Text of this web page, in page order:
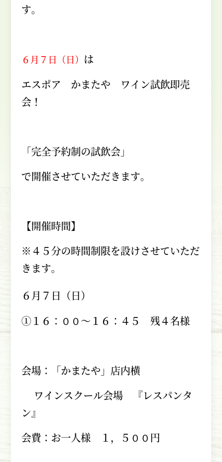
す。
６月７日（日） は
エスポア かまたや ワイン試飲即売
会！
「完全予約制の試飲会」
で開催させていただきます。
【開催時間】
※４５分の時間制限を設けさせていただ
きます。
６月７日（日）
①１６：００～１６：４５ 残４名様
会場：「かまたや」店内横
ワインスクール会場 『レスパンタ
ン』
会費：お一人様 １，５００円